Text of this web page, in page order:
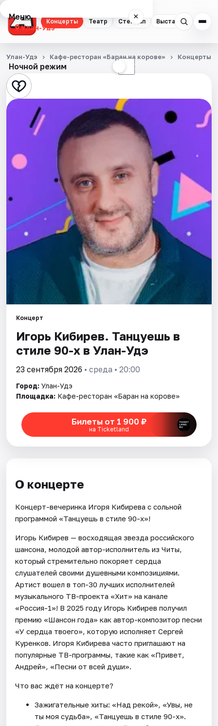
Концерты Театр Стендап Выставки
Меню ×
Улан-Удэ
Концерты
Театр
Стендап
Выставки
События
Города
Площадки
Артисты
Ночной режим ☾
Улан-Удэ Кафе-ресторан «Баран на корове» Концерты
Концерт
Игорь Кибирев. Танцуешь в
стиле 90-х в Улан-Удэ
23 сентября 2026 • среда • 20:00
Город: Улан-Удэ
Площадка: Кафе-ресторан «Баран на корове»
Билеты от 1 900 ₽
на Ticketland
О концерте
Концерт-вечеринка Игоря Кибирева с сольной
программой «Танцуешь в стиле 90-х»!
Игорь Кибирев — восходящая звезда российского
шансона, молодой автор-исполнитель из Читы,
который стремительно покоряет сердца
слушателей своими душевными композициями.
Артист вошел в топ-30 лучших исполнителей
музыкального ТВ-проекта «Хит» на канале
«Россия-1»! В 2025 году Игорь Кибирев получил
премию «Шансон года» как автор-композитор песни
«У сердца твоего», которую исполняет Сергей
Куренков. Игоря Кибирева часто приглашают на
популярные ТВ-программы, такие как «Привет,
Андрей», «Песни от всей души».
Что вас ждёт на концерте?
Зажигательные хиты: «Над рекой», «Увы, не
ты моя судьба», «Танцуешь в стиле 90-х».